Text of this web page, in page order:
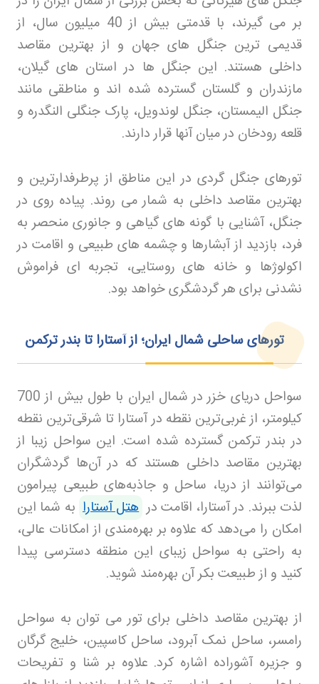
بر می گیرند، با قدمتی بیش از 40 میلیون سال، از
قدیمی ترین جنگل های جهان و از بهترین مقاصد
داخلی هستند. این جنگل ها در استان های گیلان،
مازندران و گلستان گسترده شده اند و مناطقی مانند
جنگل الیمستان، جنگل لوندویل، پارک جنگلی النگدره و
قلعه رودخان در میان آنها قرار دارند.
تورهای جنگل گردی در این مناطق از پرطرفدارترین و
بهترین مقاصد داخلی به شمار می روند. پیاده روی در
جنگل، آشنایی با گونه های گیاهی و جانوری منحصر به
فرد، بازدید از آبشارها و چشمه های طبیعی و اقامت در
اکولوژها و خانه های روستایی، تجربه ای فراموش
نشدنی برای هر گردشگری خواهد بود.
تورهای ساحلی شمال ایران؛ از آستارا تا بندر ترکمن
سواحل دریای خزر در شمال ایران با طول بیش از 700
کیلومتر، از غربی‌ترین نقطه در آستارا تا شرقی‌ترین نقطه
در بندر ترکمن گسترده شده است. این سواحل زیبا از
بهترین مقاصد داخلی هستند که در آن‌ها گردشگران
می‌توانند از دریا، ساحل و جاذبه‌های طبیعی پیرامون
لذت ببرند. در آستارا، اقامت در هتل آستارا به شما این
امکان را می‌دهد که علاوه بر بهره‌مندی از امکانات عالی،
به راحتی به سواحل زیبای این منطقه دسترسی پیدا
کنید و از طبیعت بکر آن بهره‌مند شوید.
از بهترین مقاصد داخلی برای تور می توان به سواحل
رامسر، ساحل نمک آبرود، ساحل کاسپین، خلیج گرگان
و جزیره آشوراده اشاره کرد. علاوه بر شنا و تفریحات